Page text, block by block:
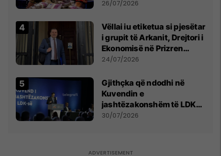
e Prenga
26/07/2026
Vëllai iu etiketua si pjesëtar
i grupit të Arkanit, Drejtori i
Ekonomisë në Prizren
mohon pretendimet
24/07/2026
Gjithçka që ndodhi në
Kuvendin e
jashtëzakonshëm të LDK-
së
30/07/2026